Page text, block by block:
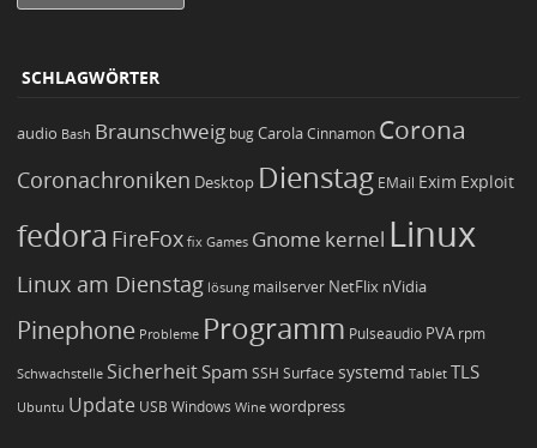
SCHLAGWÖRTER
audio Bash Braunschweig bugCarola Cinnamon Corona
Coronachroniken Desktop Dienstag EMail Exim Exploit
fedora FireFox fix Games Gnome kernel Linux
Linux am Dienstag lösung mailserver NetFlix nVidia
Pinephone Probleme Programm Pulseaudio PVA rpm
Schwachstelle Sicherheit Spam SSH Surface systemd Tablet TLS
Ubuntu Update USB Windows Wine wordpress